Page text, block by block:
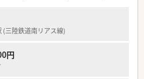
ており、若手のうちから活躍できる環
います。
せた質の高いサービス提供を通じて、
(三陸鉄道南リアス線)
円